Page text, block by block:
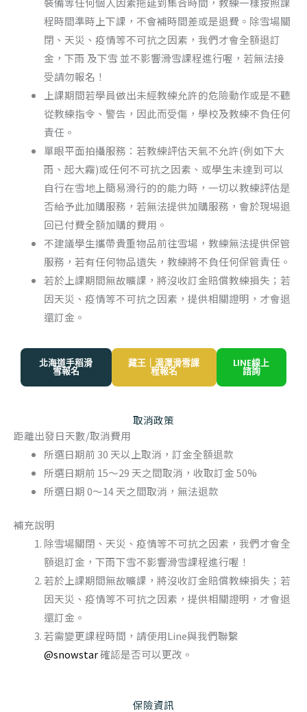
程時間準時上下課，不會補時間差或是退費。除雪場關
閉、天災、疫情等不可抗之因素，我們才會全額退訂
金，下雨 及下雪 並不影響滑雪課程進行喔，若無法接
受請勿報名！
上課期間若學員做出未經教練允許的危險動作或是不聽
從教練指令、警告，因此而受傷，學校及教練不負任何
責任。
單眼平面拍攝服務：若教練評估天氣不允許(例如下大
雨、起大霧)或任何不可抗之因素、或學生未達到可以
自行在雪地上簡易滑行的的能力時，一切以教練評估是
否給予此加購服務，若無法提供加購服務，會於現埸退
回已付費全額加購的費用。
不建議學生攜帶貴重物品前往雪場，教練無法提供保管
服務，若有任何物品遺失，教練將不負任何保管責任。
若於上課期間無故曠課，將沒收訂金賠償教練損失；若
因天災、疫情等不可抗之因素，提供相關證明，才會退
還訂金。
北海道手稻滑
雪報名
藏王｜湯澤滑雪課
程報名
LINE線上
諮詢
取消政策
距離出發日天數/取消費用
所選日期前 30 天以上取消，訂金全額退款
所選日期前 15～29 天之間取消，收取訂金 50%
所選日期 0～14 天之間取消，無法退款
補充說明
除雪場關閉、天災、疫情等不可抗之因素，我們才會全
額退訂金，下雨下雪不影響滑雪課程進行喔！
若於上課期間無故曠課，將沒收訂金賠償教練損失；若
因天災、疫情等不可抗之因素，提供相關證明，才會退
還訂金。
若需變更課程時間，請使用Line與我們聯繫
@snowstar確認是否可以更改。
保險資訊